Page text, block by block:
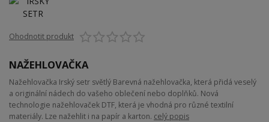
Ohodnotit produkt
NAŽEHLOVAČKA
Nažehlovačka Irský setr světlý Barevná nažehlovačka, která přidá veselý
a originální nádech do vašeho oblečení nebo doplňků. Nová
technologie nažehlovaček DTF, která je vhodná pro různé textilní
materiály. Lze nažehlit i na papír a karton. celý popis